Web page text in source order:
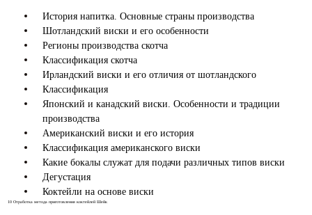
История напитка. Основные страны производства
Шотландский виски и его особенности
Регионы производства скотча
Классификация скотча
Ирландский виски и его отличия от шотландского
Классификация
Японский и канадский виски. Особенности и традиции
производства
Американский виски и его история
Классификация американского виски
Какие бокалы служат для подачи различных типов виски
Дегустация
Коктейли на основе виски
10 Отработка метода приготовления коктейлей Шейк